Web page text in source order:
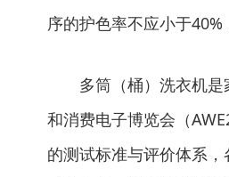
序的护色率不应小于40%
多筒（桶）洗衣机是
和消费电子博览会（
的测试标准与评价体系